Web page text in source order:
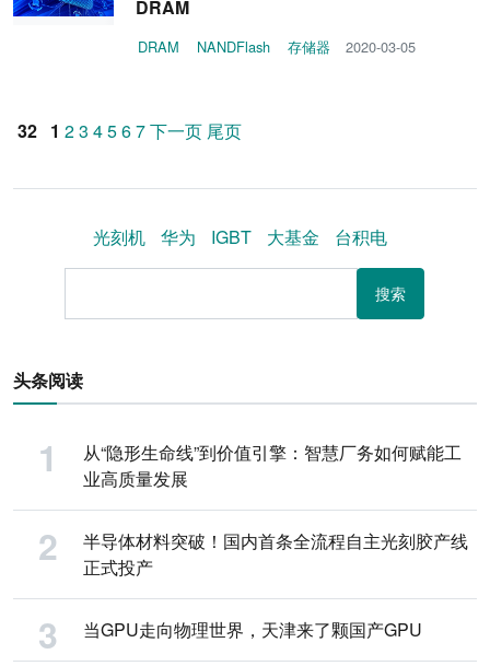
DRAM
DRAM NANDFlash 存储器 2020-03-05
32 1 23 4567下一页 尾页
光刻机 华为 IGBT 大基金 台积电
搜索
头条阅读
从“隐形生命线”到价值引擎：智慧厂务如何赋能工
业高质量发展
半导体材料突破！国内首条全流程自主光刻胶产线
正式投产
当GPU走向物理世界，天津来了颗国产GPU